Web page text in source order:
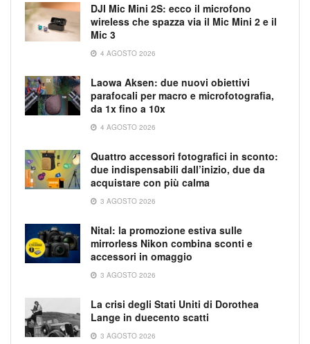
DJI Mic Mini 2S: ecco il microfono
wireless che spazza via il Mic Mini 2 e il
Mic 3
4 AGOSTO 2026
Laowa Aksen: due nuovi obiettivi
parafocali per macro e microfotografia,
da 1x fino a 10x
4 AGOSTO 2026
Quattro accessori fotografici in sconto:
due indispensabili dall’inizio, due da
acquistare con più calma
3 AGOSTO 2026
Nital: la promozione estiva sulle
mirrorless Nikon combina sconti e
accessori in omaggio
3 AGOSTO 2026
La crisi degli Stati Uniti di Dorothea
Lange in duecento scatti
3 AGOSTO 2026